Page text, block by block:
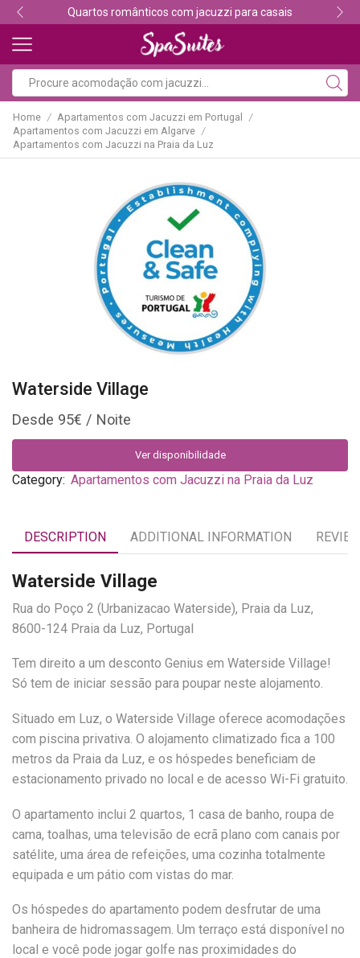
Descubra os melhores alojamentos com
Home / Apartamentos com Jacuzzi em Portugal /
Apartamentos com Jacuzzi em Algarve /
Apartamentos com Jacuzzi na Praia da Luz
Waterside Village
95€
Ver disponibilidade
Category: Apartamentos com Jacuzzi na Praia da Luz
DESCRIPTION ADDITIONAL INFORMATION
Waterside Village
Rua do Poço 2 (Urbanizacao Waterside), Praia da Luz,
8600-124 Praia da Luz, Portugal
Tem direito a um desconto Genius em Waterside Village!
Só tem de iniciar sessão para poupar neste alojamento.
Situado em Luz, o Waterside Village oferece acomodações
com piscina privativa. O alojamento climatizado fica a 100
metros da Praia da Luz, e os hóspedes beneficiam de
estacionamento privado no local e de acesso Wi-Fi gratuito.
O apartamento inclui 2 quartos, 1 casa de banho, roupa de
cama, toalhas, uma televisão de ecrã plano com canais por
satélite, uma área de refeições, uma cozinha totalmente
equipada e um pátio com vistas do mar.
Os hóspedes do apartamento podem desfrutar de uma
banheira de hidromassagem. Um terraço está disponível no
local e você pode jogar golfe nas proximidades do